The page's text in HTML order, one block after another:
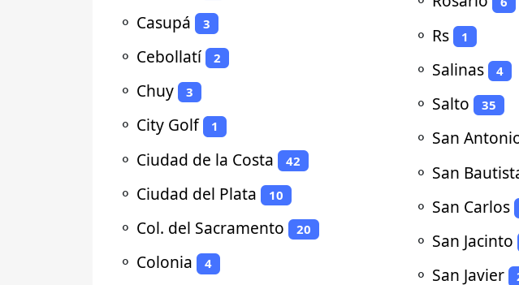
⚬ Casupá 3
⚬ Cebollatí 2
⚬ Chuy 3
⚬ City Golf 1
⚬ Ciudad de la Costa 42
⚬ Ciudad del Plata 10
⚬ Col. del Sacramento 20
⚬ Colonia 4
⚬ Rs 1
⚬ Salinas 4
⚬ Salto 35
⚬ San
⚬ San
⚬ San Carlos
⚬ San Jacinto
⚬ San Javier